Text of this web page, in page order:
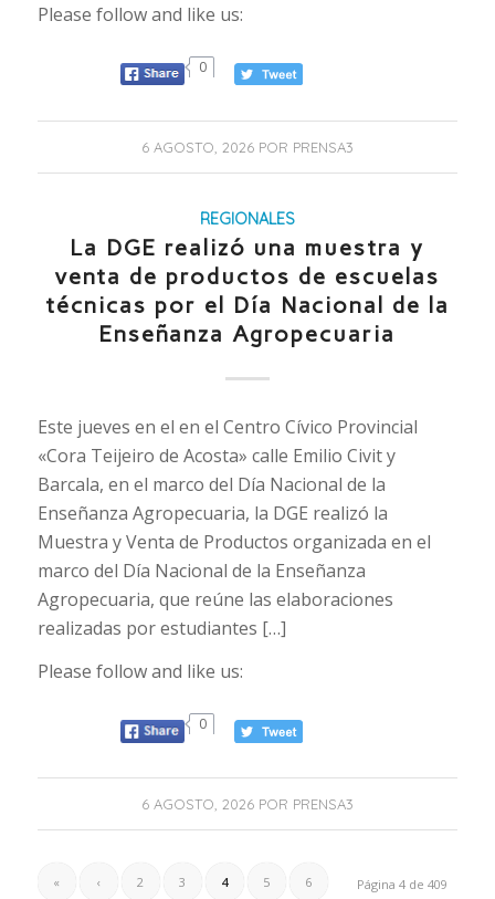
Please follow and like us:
0
6 AGOSTO, 2026 POR PRENSA3
REGIONALES
La DGE realizó una muestra y
venta de productos de escuelas
técnicas por el Día Nacional de la
Enseñanza Agropecuaria
Este jueves en el en el Centro Cívico Provincial
«Cora Teijeiro de Acosta» calle Emilio Civit y
Barcala, en el marco del Día Nacional de la
Enseñanza Agropecuaria, la DGE realizó la
Muestra y Venta de Productos organizada en el
marco del Día Nacional de la Enseñanza
Agropecuaria, que reúne las elaboraciones
realizadas por estudiantes […]
Please follow and like us:
0
6 AGOSTO, 2026 POR PRENSA3
Página 4 de 409
« ‹ 2 3 4 5 6